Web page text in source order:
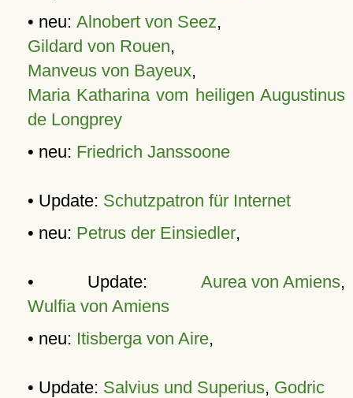
• neu: Alnobert von Seez,
Gildard von Rouen,
Manveus von Bayeux,
Maria Katharina vom heiligen Augustinus
de Longprey
• neu: Friedrich Janssoone
• Update: Schutzpatron für Internet
• neu: Petrus der Einsiedler,
• Update: Aurea von Amiens,
Wulfia von Amiens
• neu: Itisberga von Aire,
• Update: Salvius und Superius, Godric